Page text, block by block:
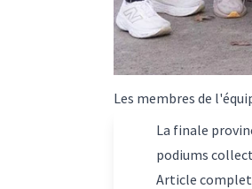
Les membres de
La finale
podiums
Article complet